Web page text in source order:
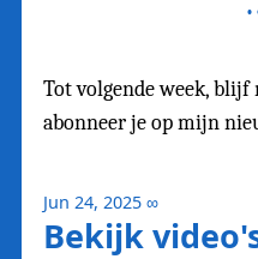
Tot volgende week,
abonneer je op mijn
Jun 24, 2025 ∞
Bekijk